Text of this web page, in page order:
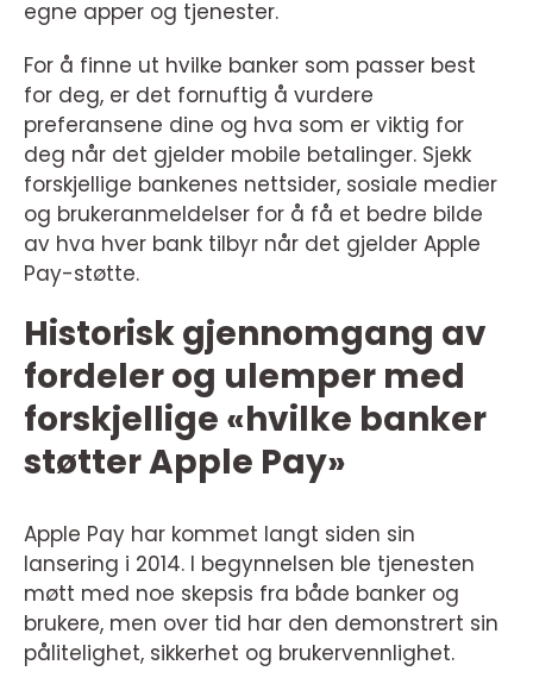
egne apper og tjenester.
For å finne ut hvilke banker som passer best
for deg, er det fornuftig å vurdere
preferansene dine og hva som er viktig for
deg når det gjelder mobile betalinger. Sjekk
forskjellige bankenes nettsider, sosiale medier
og brukeranmeldelser for å få et bedre bilde
av hva hver bank tilbyr når det gjelder Apple
Pay-støtte.
Historisk gjennomgang av
fordeler og ulemper med
forskjellige «hvilke banker
støtter Apple Pay»
Apple Pay har kommet langt siden sin
lansering i 2014. I begynnelsen ble tjenesten
møtt med noe skepsis fra både banker og
brukere, men over tid har den demonstrert sin
pålitelighet, sikkerhet og brukervennlighet.